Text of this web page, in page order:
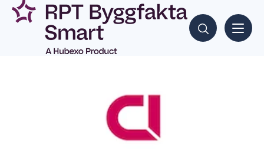
Siirry
sisältöön
Hae sisältöjä